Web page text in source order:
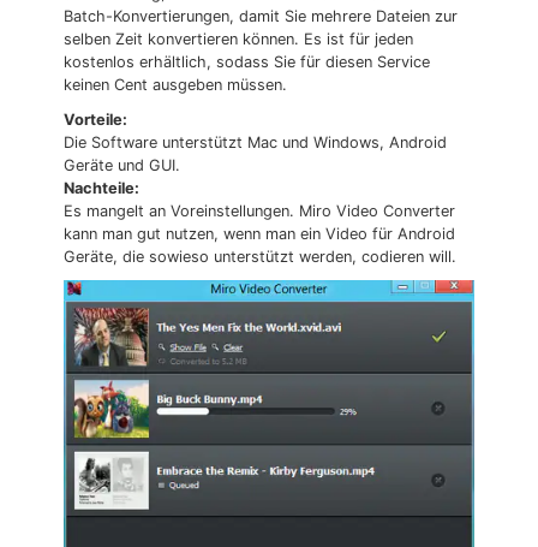
Batch-Konvertierungen, damit Sie mehrere Dateien zur
selben Zeit konvertieren können. Es ist für jeden
kostenlos erhältlich, sodass Sie für diesen Service
keinen Cent ausgeben müssen.
Vorteile:
Die Software unterstützt Mac und Windows, Android
Geräte und GUI.
Nachteile:
Es mangelt an Voreinstellungen. Miro Video Converter
kann man gut nutzen, wenn man ein Video für Android
Geräte, die sowieso unterstützt werden, codieren will.